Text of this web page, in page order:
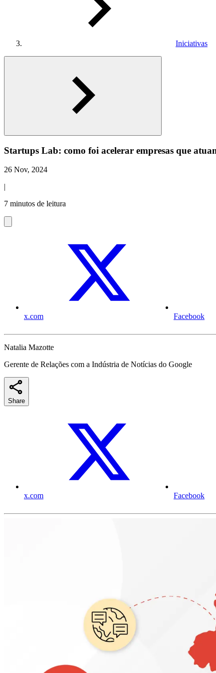
Iniciativas
Startups Lab: como foi acelerar empresas que
26 Nov, 2024
|
7 minutos de leitura
x.com Facebook
Natalia Mazotte
Gerente de Relações com a Indústria de Notícias do Google
Share
x.com Facebook